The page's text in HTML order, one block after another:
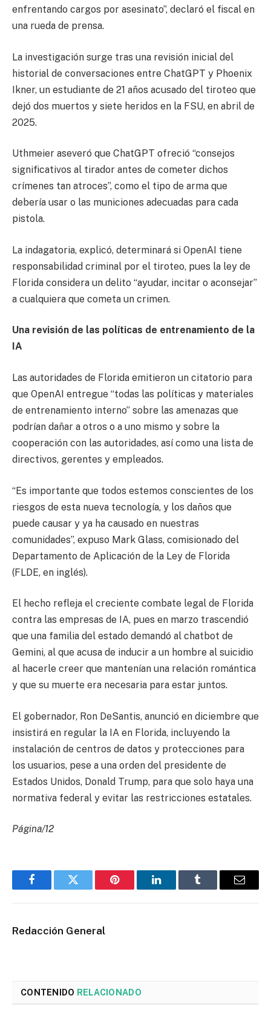
enfrentando cargos por asesinato”, declaró el fiscal en
una rueda de prensa.
La investigación surge tras una revisión inicial del
historial de conversaciones entre ChatGPT y Phoenix
Ikner, un estudiante de 21 años acusado del tiroteo que
dejó dos muertos y siete heridos en la FSU, en abril de
2025.
Uthmeier aseveró que ChatGPT ofreció “consejos
significativos al tirador antes de cometer dichos
crímenes tan atroces”, como el tipo de arma que
debería usar o las municiones adecuadas para cada
pistola.
La indagatoria, explicó, determinará si OpenAI tiene
responsabilidad criminal por el tiroteo, pues la ley de
Florida considera un delito “ayudar, incitar o aconsejar”
a cualquiera que cometa un crimen.
Una revisión de las políticas de entrenamiento de la
IA
Las autoridades de Florida emitieron un citatorio para
que OpenAI entregue “todas las políticas y materiales
de entrenamiento interno” sobre las amenazas que
podrían dañar a otros o a uno mismo y sobre la
cooperación con las autoridades, así como una lista de
directivos, gerentes y empleados.
“Es importante que todos estemos conscientes de los
riesgos de esta nueva tecnología, y los daños que
puede causar y ya ha causado en nuestras
comunidades”, expuso Mark Glass, comisionado del
Departamento de Aplicación de la Ley de Florida
(FLDE, en inglés).
El hecho refleja el creciente combate legal de Florida
contra las empresas de IA, pues en marzo trascendió
que una familia del estado demandó al chatbot de
Gemini, al que acusa de inducir a un hombre al suicidio
al hacerle creer que mantenían una relación romántica
y que su muerte era necesaria para estar juntos.
El gobernador, Ron DeSantis, anunció en diciembre que
insistirá en regular la IA en Florida, incluyendo la
instalación de centros de datos y protecciones para
los usuarios, pese a una orden del presidente de
Estados Unidos, Donald Trump, para que solo haya una
normativa federal y evitar las restricciones estatales.
Página/12
FacebookTwitter Pinterest LinkedInTumblr Email
Redacción General
CONTENIDO RELACIONADO